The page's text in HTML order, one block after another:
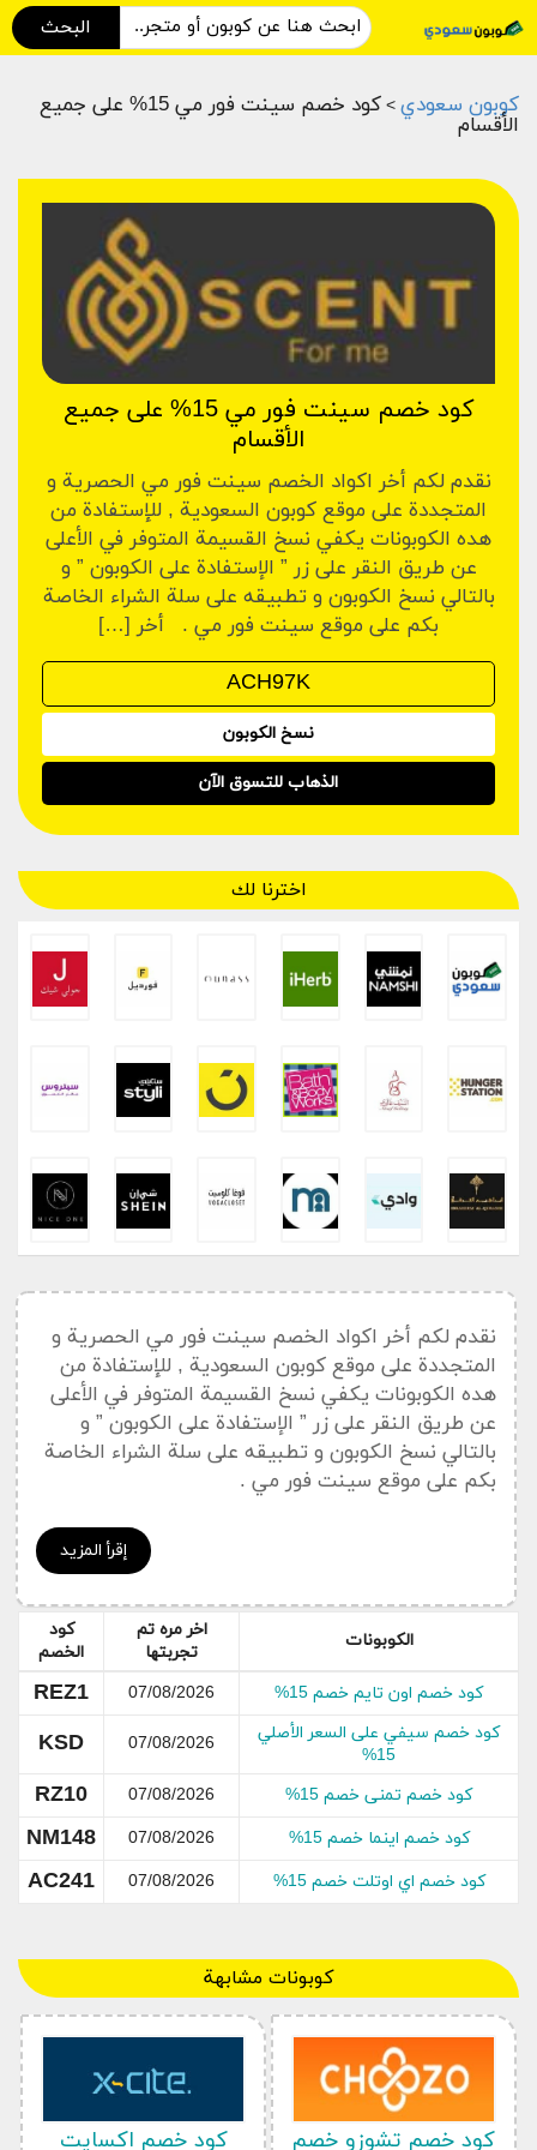
البحث
كوبون سعودي > كود خصم سينت فور مي 15% على جميع
الأقسام
كود خصم سينت فور مي 15% على جميع
الأقسام
نقدم لكم أخر اكواد الخصم سينت فور مي الحصرية و
المتجددة على موقع كوبون السعودية , للإستفادة من
هده الكوبونات يكفي نسخ القسيمة المتوفر في الأعلى
عن طريق النقر على زر ” الإستفادة على الكوبون ” و
بالتالي نسخ الكوبون و تطبيقه على سلة الشراء الخاصة
بكم على موقع سينت فور مي . أخر […]
نسخ الكوبون
الذهاب للتسوق الآن
اخترنا لك
إقرأ المزيد
نقدم لكم أخر اكواد الخصم سينت فور مي الحصرية و
المتجددة على موقع كوبون السعودية , للإستفادة من
هده الكوبونات يكفي نسخ القسيمة المتوفر في الأعلى
عن طريق النقر على زر ” الإستفادة على الكوبون ” و
بالتالي نسخ الكوبون و تطبيقه على سلة الشراء الخاصة
بكم على موقع سينت فور مي .
مي القوية
إضافي على جميع المنتجات
كود خصم سينت فور مي: خصم لغاية %65 + %10 إضافي
تشكيلة العود
بيرفيوم مسك الرمان للنساء بتخفيض حتى %55 + %10
معلومات عن سينت فور مي
الكوبونات
اخر مره تم
تجربتها
كود
الخصم
كود خصم اون تايم خصم 15%
07/08/2026
REZ1
كود خصم سيفي على السعر الأصلي
15%
07/08/2026
KSD
كود خصم تمنى خصم 15% 07/08/2026
RZ10
كود خصم اينما خصم 15% 07/08/2026
NM148
كود خصم اي اوتلت خصم 15% 07/08/2026
AC241
كوبونات مشابهة
كود خصم اكسايت
كود خصم تشوزو خصم